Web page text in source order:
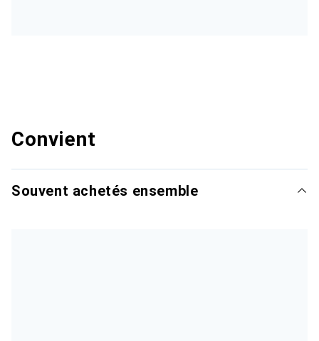
Convient
Souvent achetés ensemble